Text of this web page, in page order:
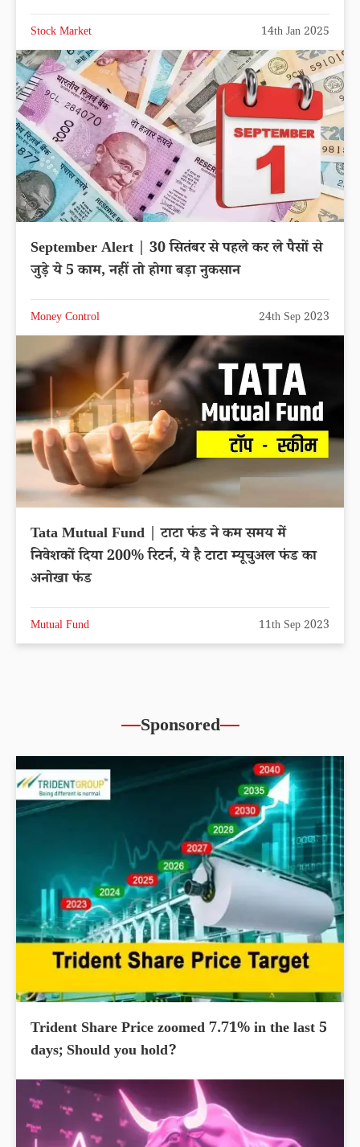
Stock Market 14th Jan 2025
September Alert | 30 सितंबर से पहले कर ले पैसों से
जुड़े ये 5 काम, नहीं तो होगा बड़ा नुकसान
Money Control 24th Sep 2023
Tata Mutual Fund | टाटा फंड ने कम समय में
निवेशकों दिया 200% रिटर्न, ये है टाटा म्यूचुअल फंड का
अनोखा फंड
Mutual Fund 11th Sep 2023
Sponsored
Trident Share Price zoomed 7.71% in the last 5
days; Should you hold?